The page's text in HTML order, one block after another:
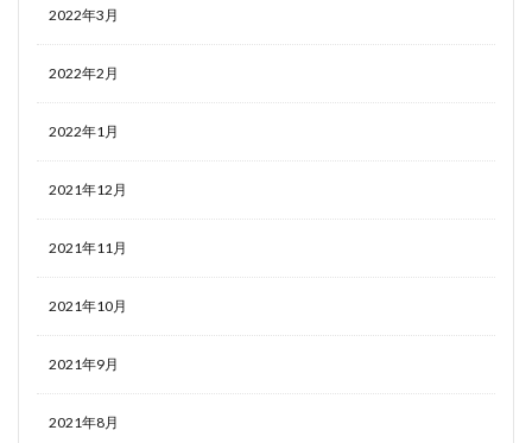
2022年3月
2022年2月
2022年1月
2021年12月
2021年11月
2021年10月
2021年9月
2021年8月